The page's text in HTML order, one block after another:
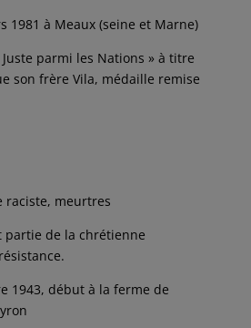
1981 à Meaux (seine et Marne)
parmi les Nations » à titre
son frère Vila, médaille remise
raciste, meurtres
partie de la chrétienne
1943, début à la ferme de